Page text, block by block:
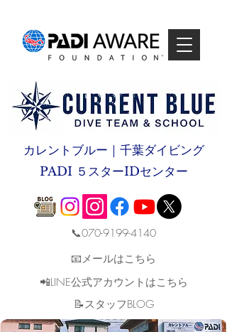
カレントブルー｜千葉ダイビング
PADI ５スターIDセンター
📞070-9199-4140
📧メールはこちら
📲LINE公式アカウントはこちら
​📝スタッフBLOG